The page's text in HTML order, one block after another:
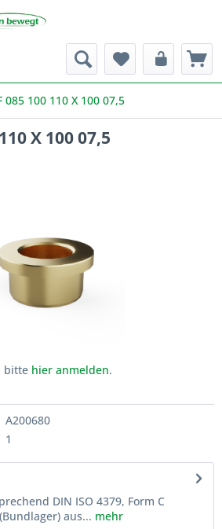
085 100 110 X 100 07,5
X 100 07,5
bitte hier anmelden.
A200680
1
DIN ISO 4379, Form C
aus... mehr